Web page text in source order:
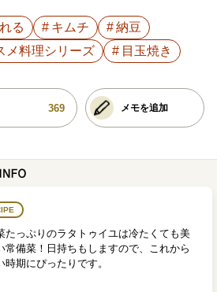
る キムチ
納豆
メ料理シリーズ
目玉焼き
369 メモを追加
たっぷりのラタトゥイユは冷たくても美
常備菜！日持ちもしますので、これから
時期にぴったりです。